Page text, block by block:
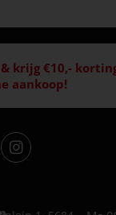
krijg €10,-
aankoop!